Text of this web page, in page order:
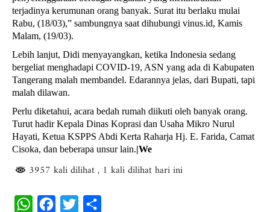
terjadinya kerumunan orang banyak. Surat itu berlaku mulai
Rabu, (18/03),” sambungnya saat dihubungi vinus.id, Kamis
Malam, (19/03).
Lebih lanjut, Didi menyayangkan, ketika Indonesia sedang
bergeliat menghadapi COVID-19, ASN yang ada di Kabupaten
Tangerang malah membandel. Edarannya jelas, dari Bupati, tapi
malah dilawan.
Perlu diketahui, acara bedah rumah diikuti oleh banyak orang.
Turut hadir Kepala Dinas Koprasi dan Usaha Mikro Nurul
Hayati, Ketua KSPPS Abdi Kerta Raharja Hj. E. Farida, Camat
Cisoka, dan beberapa unsur lain.|We
3957 kali dilihat, 1 kali dilihat hari ini
W